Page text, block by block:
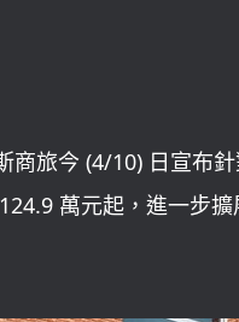
商旅今 (4/10) 日宣布
萬元起，進一步